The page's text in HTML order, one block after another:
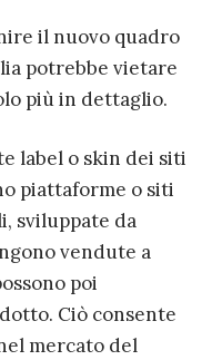
il nuovo quadro
potrebbe vietare
più in dettaglio.
label o skin dei siti
piattaforme o siti
sviluppate da
vendute a
poi
Ciò consente
mercato del